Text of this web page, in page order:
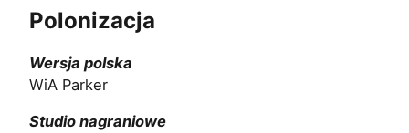
Polonizacja
Wersja polska
WiA Parker
Studio nagraniowe